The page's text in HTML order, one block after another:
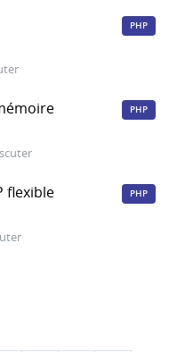
PHP
PHP
flexible
PHP